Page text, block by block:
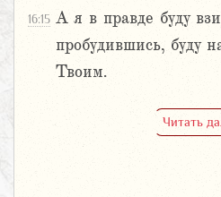
16:15 А я в правде буду
пробудившись, буду
Твоим.
Читать